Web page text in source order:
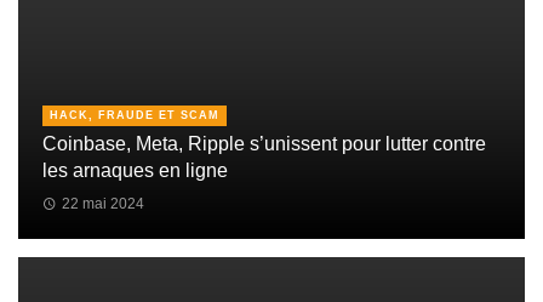
HACK, FRAUDE ET SCAM
Coinbase, Meta, Ripple s’unissent pour lutter contre
les arnaques en ligne
22 mai 2024